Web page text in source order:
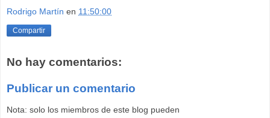
Rodrigo Martín en 11:50:00
Compartir
No hay comentarios:
Publicar un comentario
Nota: solo los miembros de este blog pueden